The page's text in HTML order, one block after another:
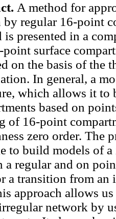
A method for
regular 16-point
is presented in a
point surface
on the basis of the
In general, a
which allows it to
based on
of 16-point
zero order. The
to build models of
a regular and on
a transition from an
approach allows
network by